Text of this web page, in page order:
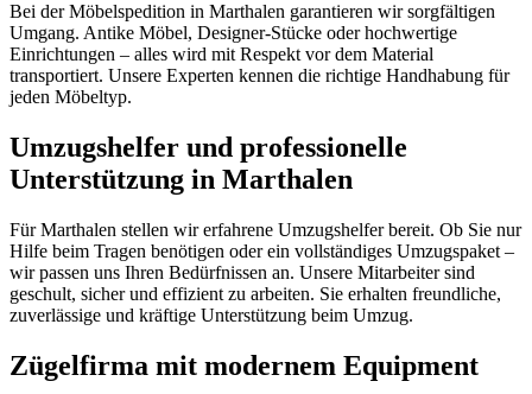
Bei der Möbelspedition in Marthalen garantieren wir sorgfältigen
Umgang. Antike Möbel, Designer-Stücke oder hochwertige
Einrichtungen – alles wird mit Respekt vor dem Material
transportiert. Unsere Experten kennen die richtige Handhabung für
jeden Möbeltyp.
Umzugshelfer und professionelle
Unterstützung in Marthalen
Für Marthalen stellen wir erfahrene Umzugshelfer bereit. Ob Sie nur
Hilfe beim Tragen benötigen oder ein vollständiges Umzugspaket –
wir passen uns Ihren Bedürfnissen an. Unsere Mitarbeiter sind
geschult, sicher und effizient zu arbeiten. Sie erhalten freundliche,
zuverlässige und kräftige Unterstützung beim Umzug.
Zügelfirma mit modernem Equipment